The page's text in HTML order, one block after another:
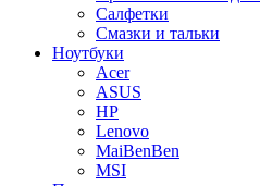
Салфетки
Смазки и тальки
Ноутбуки
Acer
ASUS
HP
Lenovo
MaiBenBen
MSI